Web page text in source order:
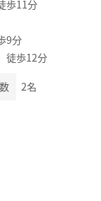
歩11分
9分
徒歩12分
2名